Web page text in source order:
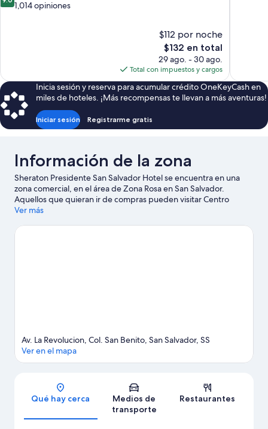
de 1,014 opiniones
$112 por noche
El
precio
actual
es
de
$132
$132 en total
29 ago. - 30 ago.
Total con impuestos y cargos
Inicia sesión y reserva para acumular crédito OneKeyCash en
miles de hoteles. ¡Más recompensas te llevan a más aventuras!
Iniciar sesión Registrarme gratis
Información de la zona
Sheraton Presidente San Salvador Hotel se encuentra en una
zona comercial, en el área de Zona Rosa en San Salvador.
Aquellos que quieran ir de compras pueden visitar Centro
Comercial La Gran Vía y Metrocentro, mientras que quienes
Ilopango. También vale la pena conocer Centro Cultural de
Ver más
Sección del mapa
Av. La Revolucion, Col. San Benito, San Salvador, SS
Ver en el mapa
Qué hay cerca
Medios de
transporte
Restaurantes